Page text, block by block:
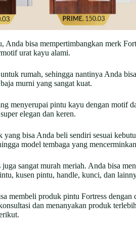
bisa mempertimbangkan merk
urat kayu alami.
rumah, sehingga nantinya Anda
murni yang sangat kuat.
menyerupai pintu kayu dengan motif
elegan dan keren.
bisa Anda beli sendiri sesuai
model tembaga yang
sangat murah meriah. Anda bisa
kusen pintu, handle, kunci, dan
membeli produk pintu Fortress
dan menanyakan produk